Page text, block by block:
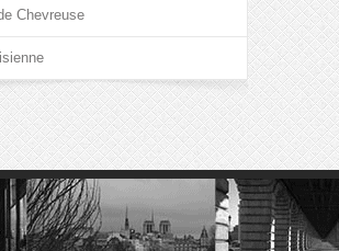
Chevreuse